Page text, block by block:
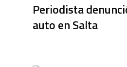
Periodista
auto en Salta